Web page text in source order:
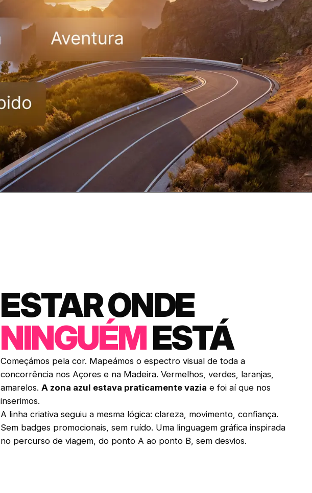
ESTAR ONDE
NINGUÉMESTÁ
Começámos pela cor. Mapeámos o espectro visual de toda a
concorrência nos Açores e na Madeira. Vermelhos, verdes, laranjas,
amarelos. A zona azul estava praticamente vazia e foi aí que nos
inserimos.
A linha criativa seguiu a mesma lógica: clareza, movimento, confiança.
Sem badges promocionais, sem ruído. Uma linguagem gráfica inspirada
no percurso de viagem, do ponto A ao ponto B, sem desvios.